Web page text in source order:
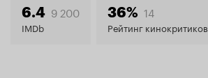
6.7
6.4 9 200
IMDb
36% 14
Рейтинг кинокритиков